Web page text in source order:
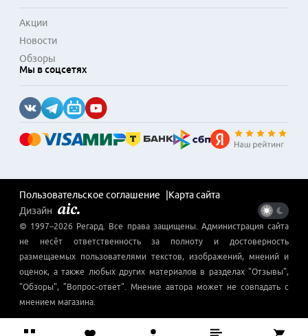
Акции
Новости
Обзоры
Мы в соцсетях
Пользовательское соглашение
Карта сайта
Дизайн
© 1997–2026 Регард . Все права защищены. Администрация сайта
не несёт ответственность за полноту и достоверность
размещаемых пользователями текстов, изображений, мнений и
оценок, а также любых других материалов в разделах "Отзывы",
"Обзоры", "Вопрос-ответ". Мнение автора может не совпадать с
мнением магазина.